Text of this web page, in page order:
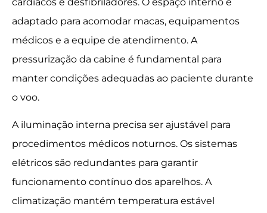
adaptado para acomodar macas, equipamentos
médicos e a equipe de atendimento. A
pressurização da cabine é fundamental para
manter condições adequadas ao paciente durante
o voo.
A iluminação interna precisa ser ajustável para
procedimentos médicos noturnos. Os sistemas
elétricos são redundantes para garantir
funcionamento contínuo dos aparelhos. A
climatização mantém temperatura estável